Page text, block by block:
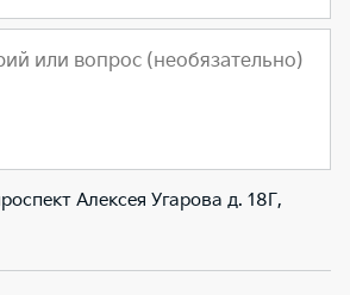
Алексея Угарова д. 18Г,